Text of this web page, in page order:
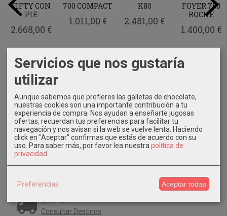
Marcas
Costes de Envío
GRATIS *
Consultar Destinos
FIFTY CON
PIE
2.668,00 €
700 COMPACT
1.011,00 €
K80
2.481,00 €
FOYER 750
ROCHE
1.400,00 €
Servicios que nos gustaría
utilizar
Aunque sabemos que prefieres las galletas de chocolate,
nuestras cookies son una importante contribución a tu
experiencia de compra. Nos ayudan a enseñarte jugosas
ofertas, recuerdan tus preferencias para facilitar tu
navegación y nos avisan si la web se vuelve lenta. Haciendo
click en "Aceptar" confirmas que estás de acuerdo con su
uso. Para saber más, por favor lea nuestra política de
privacidad
Preferencias Aceptar todas